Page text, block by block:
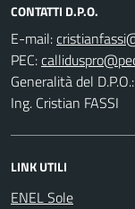
CONTATTI D.P.O.
E-mail:
PEC:
Generalità del D.P.O.:
Ing. Cristian FASSI
LINK UTILI
ENEL Sole